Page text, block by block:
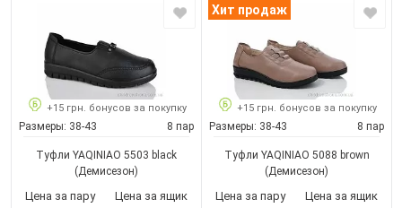
+15 грн. бонусов за покупку
Размеры: 38-43 8 пар
Туфли YAQINIAO 5503 black
(Демисезон)
Цена за пару Цена за ящик
Хит продаж
+15 грн. бонусов за покупку
Размеры: 38-43 8 пар
Туфли YAQINIAO 5088 brown
(Демисезон)
Цена за пару Цена за ящик